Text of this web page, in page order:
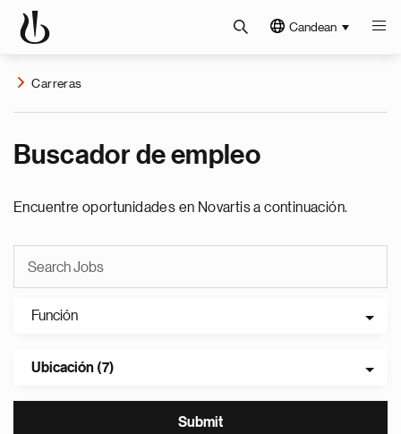
Candean
Carreras
Buscador de empleo
Encuentre oportunidades en Novartis a continuación.
Función
Ubicación (7)